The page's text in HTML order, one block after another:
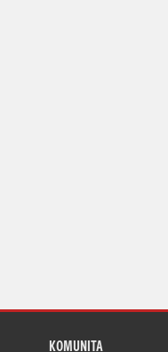
KOMUNITA